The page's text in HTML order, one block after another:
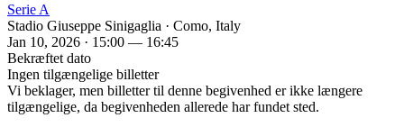
Serie A
Stadio Giuseppe Sinigaglia · Como, Italy
Jan 10, 2026 · 15:00 — 16:45
Bekræftet dato
Ingen tilgængelige billetter
Vi beklager, men billetter til denne begivenhed er ikke længere
tilgængelige, da begivenheden allerede har fundet sted.